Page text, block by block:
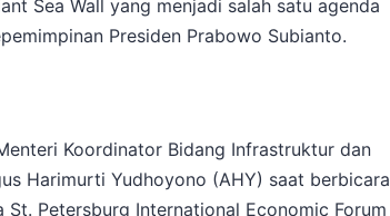
Sea Wall yang menjadi salah satu agenda
Presiden Prabowo Subianto.
Koordinator Bidang Infrastruktur dan
Harimurti Yudhoyono (AHY) saat berbicara
St. Petersburg International Economic Forum